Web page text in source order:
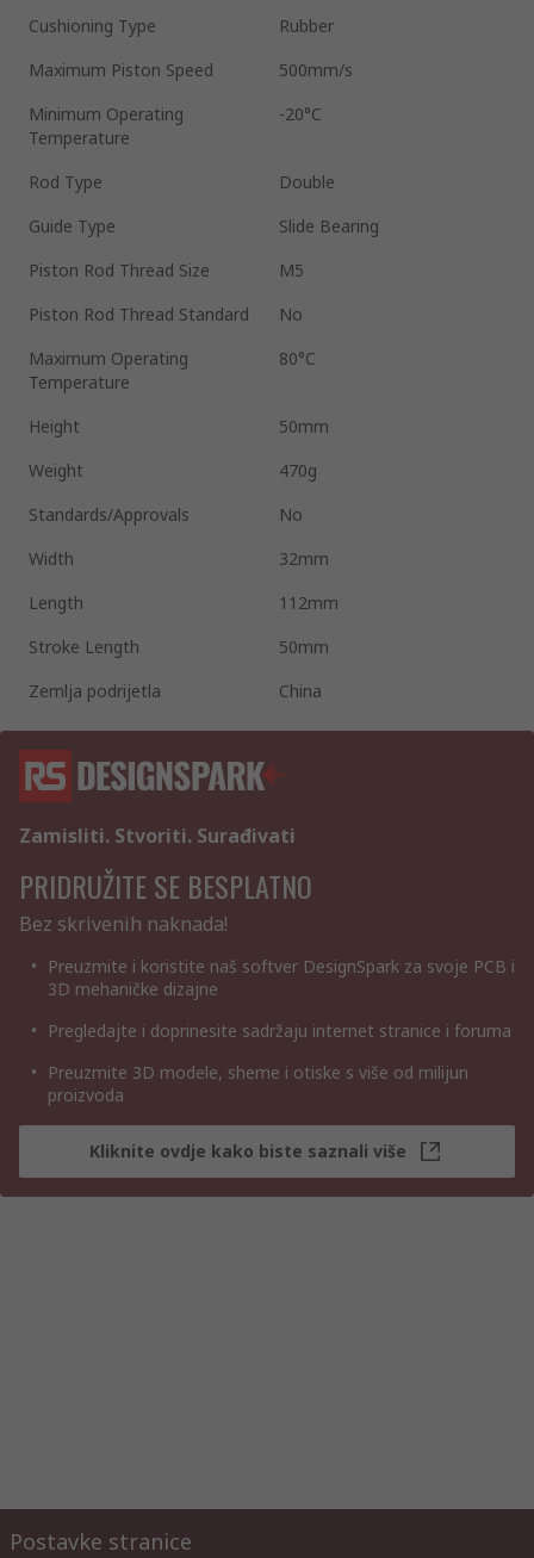
Cushioning Type
Rubber
Maximum Piston Speed
500mm/s
Minimum Operating
Temperature
-20°C
Rod Type
Double
Guide Type
Slide Bearing
Piston Rod Thread Size
M5
Piston Rod Thread Standard
No
Maximum Operating
Temperature
80°C
Height
50mm
Weight
470g
Standards/Approvals
No
Width
32mm
Length
112mm
Stroke Length
50mm
Zemlja podrijetla
China
Zamisliti. Stvoriti. Surađivati
PRIDRUŽITE SE BESPLATNO
Bez skrivenih naknada!
Preuzmite i koristite naš softver DesignSpark za svoje PCB i
3D mehaničke dizajne
Pregledajte i doprinesite sadržaju internet stranice i foruma
Preuzmite 3D modele, sheme i otiske s više od milijun
proizvoda
Kliknite ovdje kako biste saznali više
Postavke stranice